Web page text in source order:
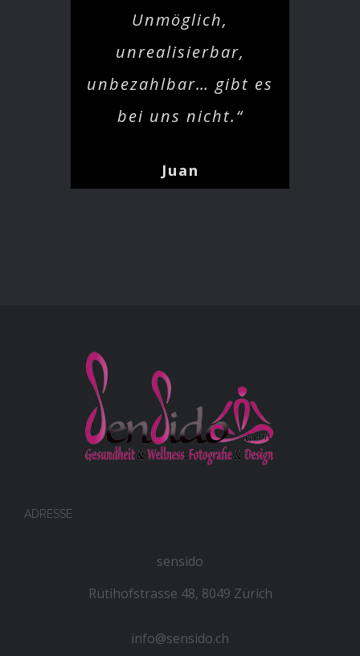
Unmöglich,
unrealisierbar,
unbezahlbar… gibt es
bei uns nicht.“
Juan
ADRESSE
sensido
Rütihofstrasse 48, 8049 Zürich
info@sensido.ch